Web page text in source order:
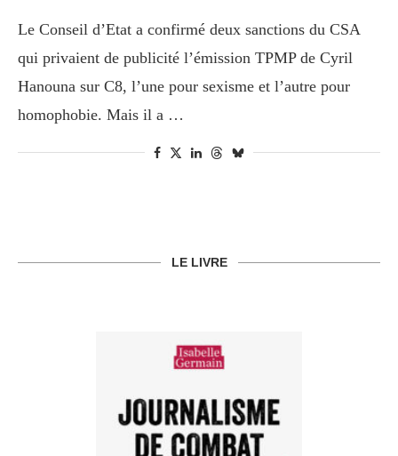
Le Conseil d’Etat a confirmé deux sanctions du CSA
qui privaient de publicité l’émission TPMP de Cyril
Hanouna sur C8, l’une pour sexisme et l’autre pour
homophobie. Mais il a …
LE LIVRE